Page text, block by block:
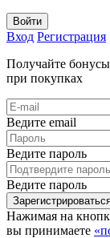
Войти
Вход Регистрация
Получайте
при покупках
Ведите email
Ведите пароль
Ведите пароль
Нажимая на
вы принимаете